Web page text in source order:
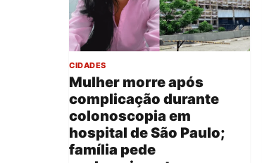
CIDADES
Mulher morre após
complicação durante
colonoscopia em
hospital de São Paulo;
família pede